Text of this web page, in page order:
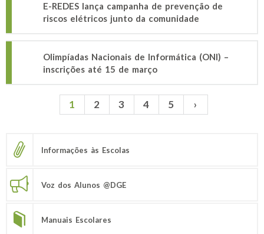
E-REDES lança campanha de prevenção de
riscos elétricos junto da comunidade
Olimpíadas Nacionais de Informática (ONI) –
inscrições até 15 de março
1 2 3 4 5 ›
Informações às Escolas
Voz dos Alunos @DGE
Manuais Escolares